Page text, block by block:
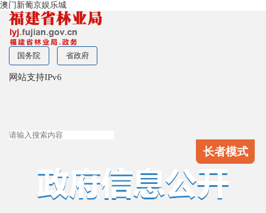
澳门新葡京娱乐城
国务院 省政府
网站支持IPv6
长者模式